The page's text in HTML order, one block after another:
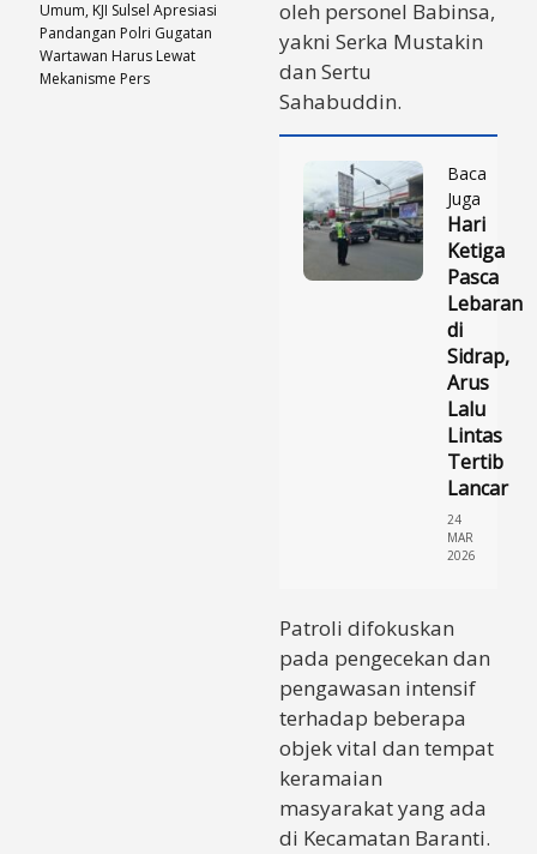
oleh personel Babinsa,
yakni Serka Mustakin
dan Sertu
Sahabuddin.
Baca
Juga
Hari
Ketiga
Pasca
Lebaran
di
Sidrap,
Arus
Lalu
Lintas
Tertib
Lancar
24
MAR
2026
​Patroli difokuskan
pada pengecekan dan
pengawasan intensif
terhadap beberapa
objek vital dan tempat
keramaian
masyarakat yang ada
di Kecamatan Baranti.
Umum, KJI Sulsel Apresiasi
Pandangan Polri Gugatan
Wartawan Harus Lewat
Mekanisme Pers